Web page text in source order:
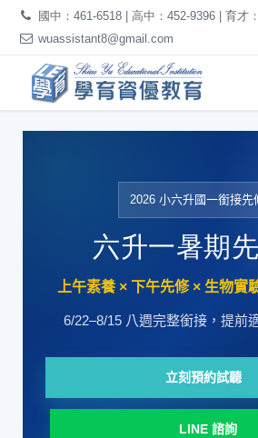
國中：461-6518 | 高中：452-9396 | 育才
wuassistant8@gmail.com
2026 小六升國一銜接先
六升一暑期
上午素養 × 下午先修 × 生物實
6/22–8/15 八週完整銜接，提前
立刻預約試聽
LINE 諮詢